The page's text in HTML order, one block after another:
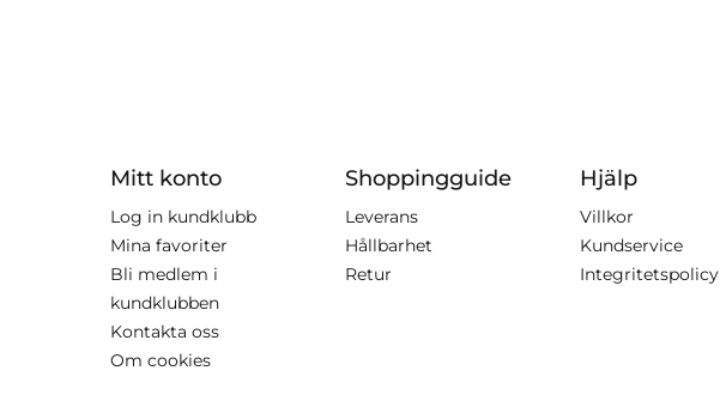
Mitt konto
Log in kundklubb
Mina favoriter
Bli medlem i
kundklubben
Kontakta oss
Om cookies
Shoppingguide
Leverans
Hållbarhet
Retur
Hjälp
Villkor
Kundservice
Integritetspolicy